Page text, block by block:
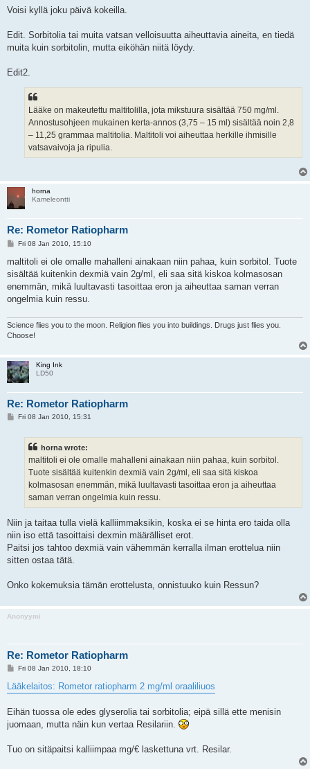
Voisi kyllä joku päivä kokeilla.
Edit. Sorbitolia tai muita vatsan velloisuutta aiheuttavia aineita, en tiedä
muita kuin sorbitolin, mutta eiköhän niitä löydy.
Edit2.
Lääke on makeutettu maltitolilla, jota mikstuura sisältää 750 mg/ml.
Annostusohjeen mukainen kerta-annos (3,75 – 15 ml) sisältää noin 2,8
– 11,25 grammaa maltitolia. Maltitoli voi aiheuttaa herkille ihmisille
vatsavaivoja ja ripulia.
horna
Kameleontti
Re: Rometor Ratiopharm
P
s
Fri 08 Jan 2010, 15:10
maltitoli ei ole omalle mahalleni ainakaan niin pahaa, kuin sorbitol. Tuote
sisältää kuitenkin dexmiä vain 2g/ml, eli saa sitä kiskoa kolmasosan
enemmän, mikä luultavasti tasoittaa eron ja aiheuttaa saman verran
ongelmia kuin ressu.
Science flies you to the moon. Religion flies you into buildings. Drugs just flies you.
Choose!
King Ink
LD50
Re: Rometor Ratiopharm
PFri 08 Jan 2010, 15:31
horna wrote:
maltitoli ei ole omalle mahalleni ainakaan niin pahaa, kuin sorbitol.
Tuote sisältää kuitenkin dexmiä vain 2g/ml, eli saa sitä kiskoa
kolmasosan enemmän, mikä luultavasti tasoittaa eron ja aiheuttaa
saman verran ongelmia kuin ressu.
Niin ja taitaa tulla vielä kalliimmaksikin, koska ei se hinta ero taida olla
niin iso että tasoittaisi dexmin määrälliset erot.
Paitsi jos tahtoo dexmiä vain vähemmän kerralla ilman erottelua niin
sitten ostaa tätä.
Onko kokemuksia tämän erottelusta, onnistuuko kuin Ressun?
Anonyymi
Re: Rometor Ratiopharm
P
s
t
Fri 08 Jan 2010, 18:10
Lääkelaitos: Rometor ratiopharm 2 mg/ml oraaliliuos
Eihän tuossa ole edes glyserolia tai sorbitolia; eipä sillä ette menisin
juomaan, mutta näin kun vertaa Resilariin.
Tuo on sitäpaitsi kalliimpaa mg/€ laskettuna vrt. Resilar.